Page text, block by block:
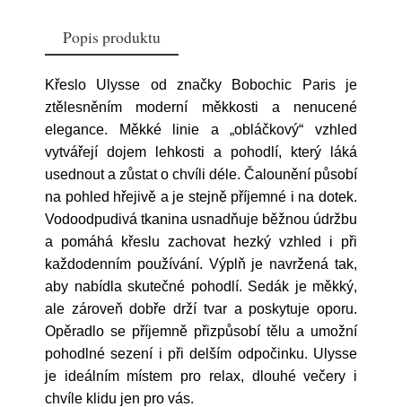
Popis produktu
Křeslo Ulysse od značky Bobochic Paris je
ztělesněním moderní měkkosti a nenucené
elegance. Měkké linie a „obláčkový“ vzhled
vytvářejí dojem lehkosti a pohodlí, který láká
usednout a zůstat o chvíli déle. Čalounění působí
na pohled hřejivě a je stejně příjemné i na dotek.
Vodoodpudivá tkanina usnadňuje běžnou údržbu
a pomáhá křeslu zachovat hezký vzhled i při
každodenním používání. Výplň je navržená tak,
aby nabídla skutečné pohodlí. Sedák je měkký,
ale zároveň dobře drží tvar a poskytuje oporu.
Opěradlo se příjemně přizpůsobí tělu a umožní
pohodlné sezení i při delším odpočinku. Ulysse
je ideálním místem pro relax, dlouhé večery i
chvíle klidu jen pro vás.